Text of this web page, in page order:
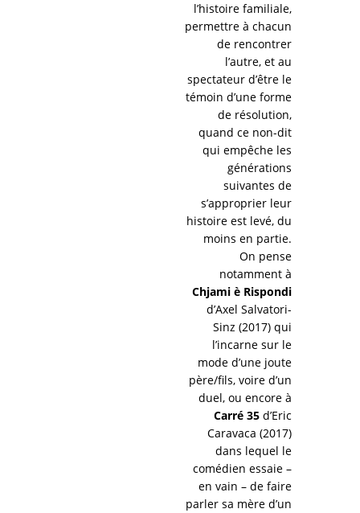
l’histoire familiale,
permettre à chacun
de rencontrer
l’autre, et au
spectateur d’être le
témoin d’une forme
de résolution,
quand ce non-dit
qui empêche les
générations
suivantes de
s’approprier leur
histoire est levé, du
moins en partie.
On pense
notamment à
Chjami è Rispondi
d’Axel Salvatori-
Sinz (2017) qui
l’incarne sur le
mode d’une joute
père/fils, voire d’un
duel, ou encore à
Carré 35 d’Eric
Caravaca (2017)
dans lequel le
comédien essaie –
en vain – de faire
parler sa mère d’un